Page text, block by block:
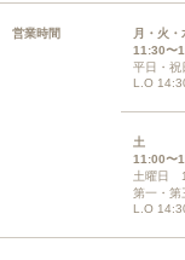
営業時間
月・火
11:30〜
平日・
L.O
土
11:00〜
土曜日
第一・
L.O